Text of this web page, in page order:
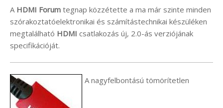
A HDMI Forum tegnap közzétette a ma már szinte minden
szórakoztatóelektronikai és számítástechnikai készüléken
megtalálható HDMI csatlakozás új, 2.0-ás verziójának
specifikációját.
A nagyfelbontású tömörítetlen